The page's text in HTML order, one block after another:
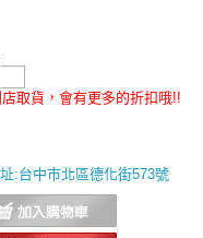
取貨，會有更多的折扣哦!!
:台中市北區德化街573號